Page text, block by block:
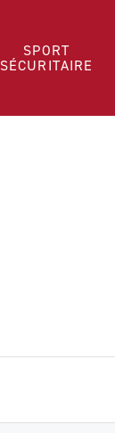
SPORT
SÉCURITAIRE